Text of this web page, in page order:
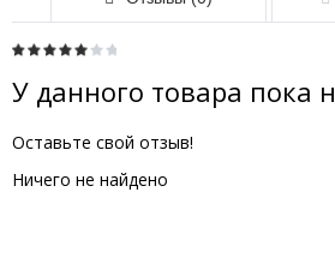
У данного товара пока
Оставьте свой отзыв!
Ничего не найдено